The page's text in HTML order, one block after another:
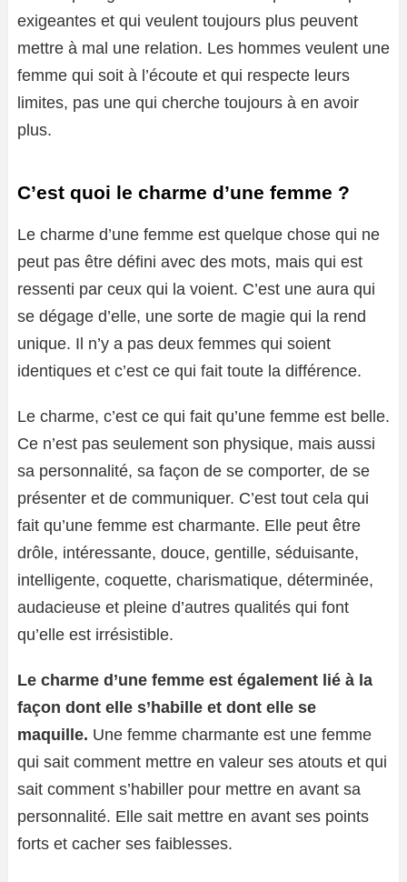
exigeantes et qui veulent toujours plus peuvent
mettre à mal une relation. Les hommes veulent une
femme qui soit à l’écoute et qui respecte leurs
limites, pas une qui cherche toujours à en avoir
plus.
C’est quoi le charme d’une femme ?
Le charme d’une femme est quelque chose qui ne
peut pas être défini avec des mots, mais qui est
ressenti par ceux qui la voient. C’est une aura qui
se dégage d’elle, une sorte de magie qui la rend
unique. Il n’y a pas deux femmes qui soient
identiques et c’est ce qui fait toute la différence.
Le charme, c’est ce qui fait qu’une femme est belle.
Ce n’est pas seulement son physique, mais aussi
sa personnalité, sa façon de se comporter, de se
présenter et de communiquer. C’est tout cela qui
fait qu’une femme est charmante. Elle peut être
drôle, intéressante, douce, gentille, séduisante,
intelligente, coquette, charismatique, déterminée,
audacieuse et pleine d’autres qualités qui font
qu’elle est irrésistible.
Le charme d’une femme est également lié à la
façon dont elle s’habille et dont elle se
maquille. Une femme charmante est une femme
qui sait comment mettre en valeur ses atouts et qui
sait comment s’habiller pour mettre en avant sa
personnalité. Elle sait mettre en avant ses points
forts et cacher ses faiblesses.